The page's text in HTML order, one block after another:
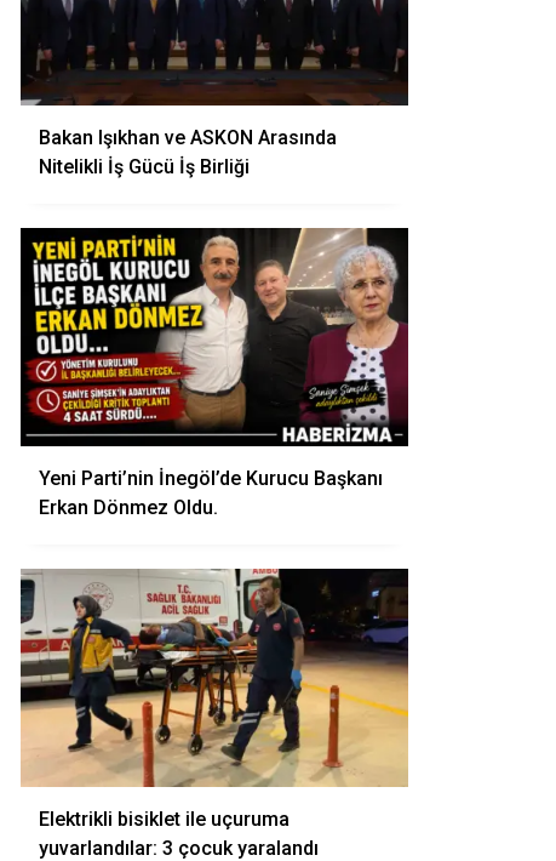
Bakan Işıkhan ve ASKON Arasında
Nitelikli İş Gücü İş Birliği
Yeni Parti’nin İnegöl’de Kurucu Başkanı
Erkan Dönmez Oldu.
Elektrikli bisiklet ile uçuruma
yuvarlandılar: 3 çocuk yaralandı